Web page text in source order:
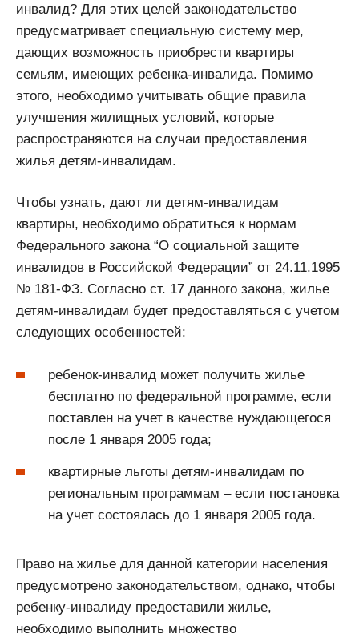
инвалид? Для этих целей законодательство
предусматривает специальную систему мер,
дающих возможность приобрести квартиры
семьям, имеющих ребенка-инвалида. Помимо
этого, необходимо учитывать общие правила
улучшения жилищных условий, которые
распространяются на случаи предоставления
жилья детям-инвалидам.
Чтобы узнать, дают ли детям-инвалидам
квартиры, необходимо обратиться к нормам
Федерального закона “О социальной защите
инвалидов в Российской Федерации” от 24.11.1995
№ 181-ФЗ. Согласно ст. 17 данного закона, жилье
детям-инвалидам будет предоставляться с учетом
следующих особенностей:
ребенок-инвалид может получить жилье
бесплатно по федеральной программе, если
поставлен на учет в качестве нуждающегося
после 1 января 2005 года;
квартирные льготы детям-инвалидам по
региональным программам – если постановка
на учет состоялась до 1 января 2005 года.
Право на жилье для данной категории населения
предусмотрено законодательством, однако, чтобы
ребенку-инвалиду предоставили жилье,
необходимо выполнить множество